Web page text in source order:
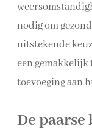
nodig om
uitstekende
een
toevoeging aan
De